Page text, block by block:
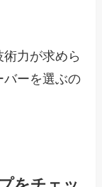
力が求めら
バーを選ぶの